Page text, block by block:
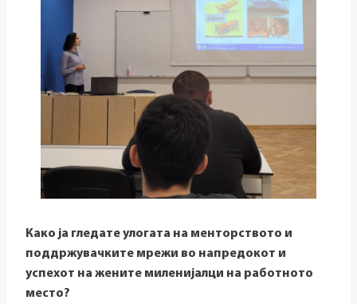
Како ја гледате улогата на менторството и
поддржувачките мрежи во напредокот и
успехот на жените миленијалци на работното
место?